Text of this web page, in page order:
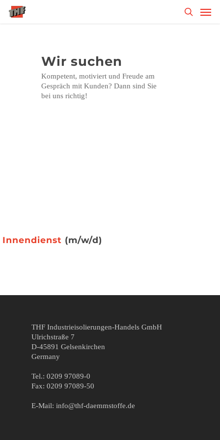
Skip
Wir suchen
Kompetent, motiviert und Freude am
Gespräch mit Kunden? Dann sind Sie
bei uns richtig!
Innendienst (m/w/d)
THF Industrieisolierungen-Handels GmbH
Ulrichstraße 7
D-45891 Gelsenkirchen
Germany
Tel.: 0209 97089-0
Fax: 0209 97089-50
E-Mail: info@thf-daemmstoffe.de